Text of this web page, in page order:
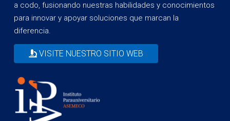
a codo, fusionando nuestras habilidades y conocimientos
para innovar y apoyar soluciones que marcan la
diferencia.
VISITE NUESTRO SITIO WEB